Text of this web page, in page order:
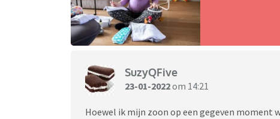
SuzyQFive
23-01-2022om 14:21
Hoewel ik mijn zoon op een gegeven moment